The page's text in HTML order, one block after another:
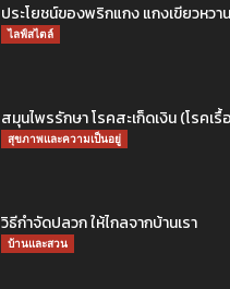
ประโยชน์ของพริกแกง แกงเขียวหวา
ไลฟ์สไตล์
สมุนไพรรักษา โรคสะเก็ดเงิน (โรคเรื้
สุขภาพและความเป็นอยู่
วิธีกำจัดปลวก ให้ไกลจากบ้านเรา
บ้านและสวน